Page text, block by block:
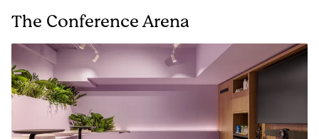
The Conference Arena